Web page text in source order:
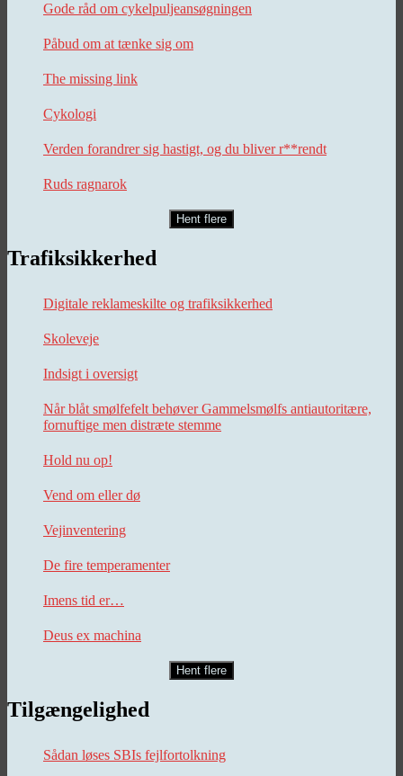
Gode råd om cykelpuljeansøgningen
Påbud om at tænke sig om
The missing link
Cykologi
Verden forandrer sig hastigt, og du bliver r**rendt
Ruds ragnarok
Hent flere
Trafiksikkerhed
Digitale reklameskilte og trafiksikkerhed
Skoleveje
Indsigt i oversigt
Når blåt smølfefelt behøver Gammelsmølfs antiautoritære,
fornuftige men distræte stemme
Hold nu op!
Vend om eller dø
Vejinventering
De fire temperamenter
Imens tid er…
Deus ex machina
Hent flere
Tilgængelighed
Sådan løses SBIs fejlfortolkning